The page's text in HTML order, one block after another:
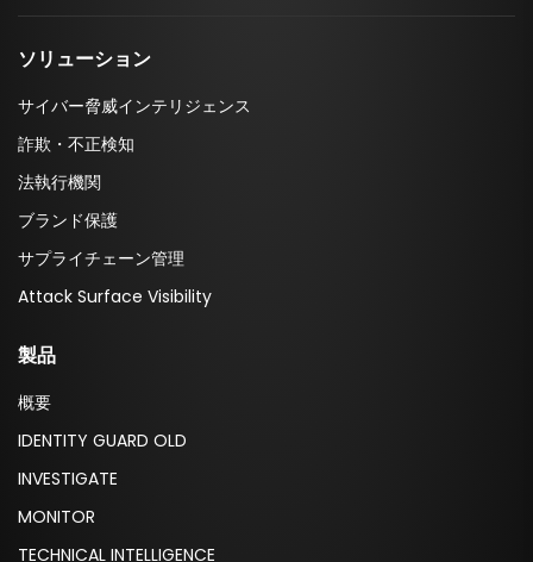
ソリューション
サイバー脅威インテリジェンス
詐欺・不正検知
法執行機関
ブランド保護
サプライチェーン管理
Attack Surface Visibility
製品
概要
IDENTITY GUARD OLD
INVESTIGATE
MONITOR
TECHNICAL INTELLIGENCE